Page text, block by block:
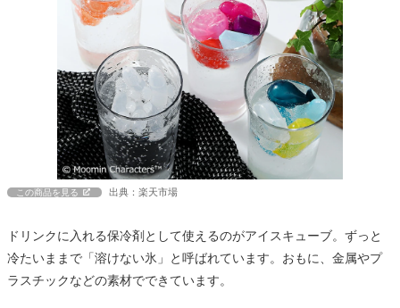
この商品を見る 出典：楽天市場
ドリンクに入れる保冷剤として使えるのがアイスキューブ。ずっと
冷たいままで「溶けない氷」と呼ばれています。おもに、金属やプ
ラスチックなどの素材でできています。